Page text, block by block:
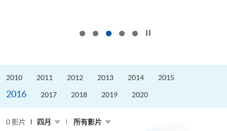
2010 2011 2012 2013 2014 2015
2016 2017 2018 2019 2020
0 影片 四月 所有影片